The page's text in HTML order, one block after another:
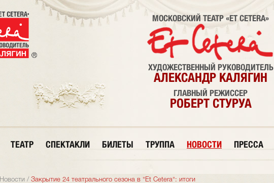
МОСКОВСКИЙ ТЕАТР «ET CETERA»
ХУДОЖЕСТВЕННЫЙ РУКОВОДИТЕЛЬ
АЛЕКСАНДР КАЛЯГИН
ГЛАВНЫЙ РЕЖИССЕР
РОБЕРТ СТУРУА
ТЕАТР СПЕКТАКЛИ БИЛЕТЫ ТРУППА НОВОСТИ ПРЕССА
Новости / Закрытие 24 театрального сезона в "Et Cetera": итоги